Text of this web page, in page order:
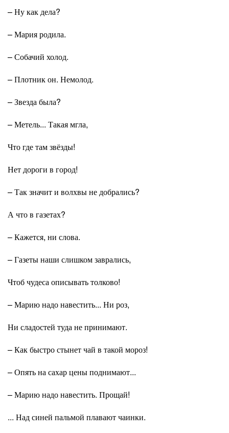
– Ну как дела?
– Мария родила.
– Собачий холод.
– Плотник он. Немолод.
– Звезда была?
– Метель... Такая мгла,
Что где там звёзды!
Нет дороги в город!
– Так значит и волхвы не добрались?
А что в газетах?
– Кажется, ни слова.
– Газеты наши слишком заврались,
Чтоб чудеса описывать толково!
– Марию надо навестить... Ни роз,
Ни сладостей туда не принимают.
– Как быстро стынет чай в такой мороз!
– Опять на сахар цены поднимают...
– Марию надо навестить. Прощай!
... Над синей пальмой плавают чаинки.